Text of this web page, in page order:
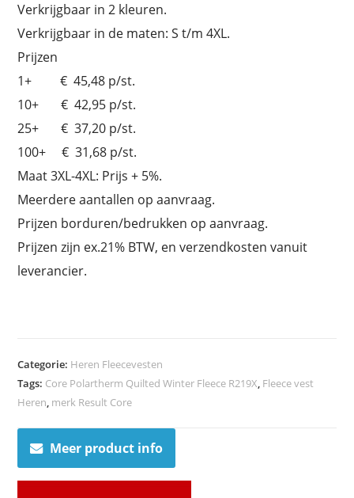
Verkrijgbaar in 2 kleuren.
Verkrijgbaar in de maten: S t/m 4XL.
Prijzen
1+ € 45,48 p/st.
10+ € 42,95 p/st.
25+ € 37,20 p/st.
100+ € 31,68 p/st.
Maat 3XL-4XL: Prijs + 5%.
Meerdere aantallen op aanvraag.
Prijzen borduren/bedrukken op aanvraag.
Prijzen zijn ex.21% BTW, en verzendkosten vanuit
leverancier.
Categorie: Heren Fleecevesten
Tags: Core Polartherm Quilted Winter Fleece R219X, Fleece vest
Heren, merk Result Core
Meer product info